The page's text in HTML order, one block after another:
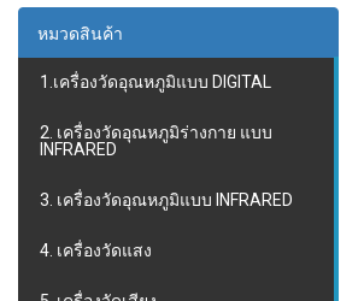
หมวดสินค้า
1.เครื่องวัดอุณหภูมิแบบ DIGITAL
2. เครื่องวัดอุณหภูมิร่างกาย แบบ
INFRARED
3. เครื่องวัดอุณหภูมิแบบ INFRARED
4. เครื่องวัดแสง